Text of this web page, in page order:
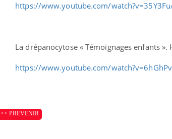
https://www.youtube.com/
La drépanocytose « Témoignages enfants
https://www.youtube.com/
<< PREVENIR